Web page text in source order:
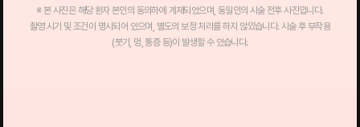
※ 본 사진은 해당 환자 본인의 동의하에 게재되었으며, 동일인의 시술 전후 사진입니다.
촬영 시기 및 조건이 명시되어 있으며, 별도의 보정 처리를 하지 않았습니다. 시술 후 부작용
(붓기, 멍, 통증 등)이 발생할 수 있습니다.